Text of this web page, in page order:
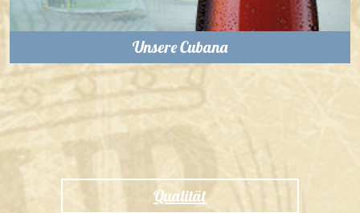
Unsere Cubana
Qualität